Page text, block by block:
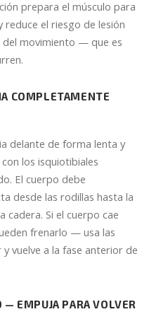
prepara el músculo para
reduce el riesgo de lesión
movimiento — que es
COMPLETAMENTE
delante de forma lenta y
los isquiotibiales
El cuerpo debe
desde las rodillas hasta la
cadera. Si el cuerpo cae
frenarlo — usa las
vuelve a la fase anterior de
EMPUJA PARA VOLVER